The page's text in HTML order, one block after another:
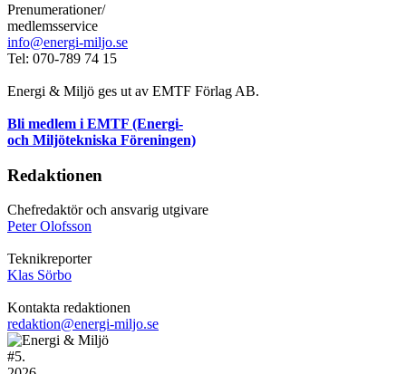
Prenumerationer/
medlemsservice
info@energi-miljo.se
Tel: 070-789 74 15
Energi & Miljö ges ut av EMTF Förlag AB.
Bli medlem i EMTF (Energi-
och Miljötekniska Föreningen)
Redaktionen
Chefredaktör och ansvarig utgivare
Peter Olofsson
Teknikreporter
Klas Sörbo
Kontakta redaktionen
redaktion@energi-miljo.se
#5.